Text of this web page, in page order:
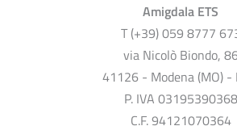
Amigdala ETS
T (+39) 059 8777
via Nicolò Biondo,
41126 - Modena (MO) -
P. IVA 03195390368
C.F. 94121070364